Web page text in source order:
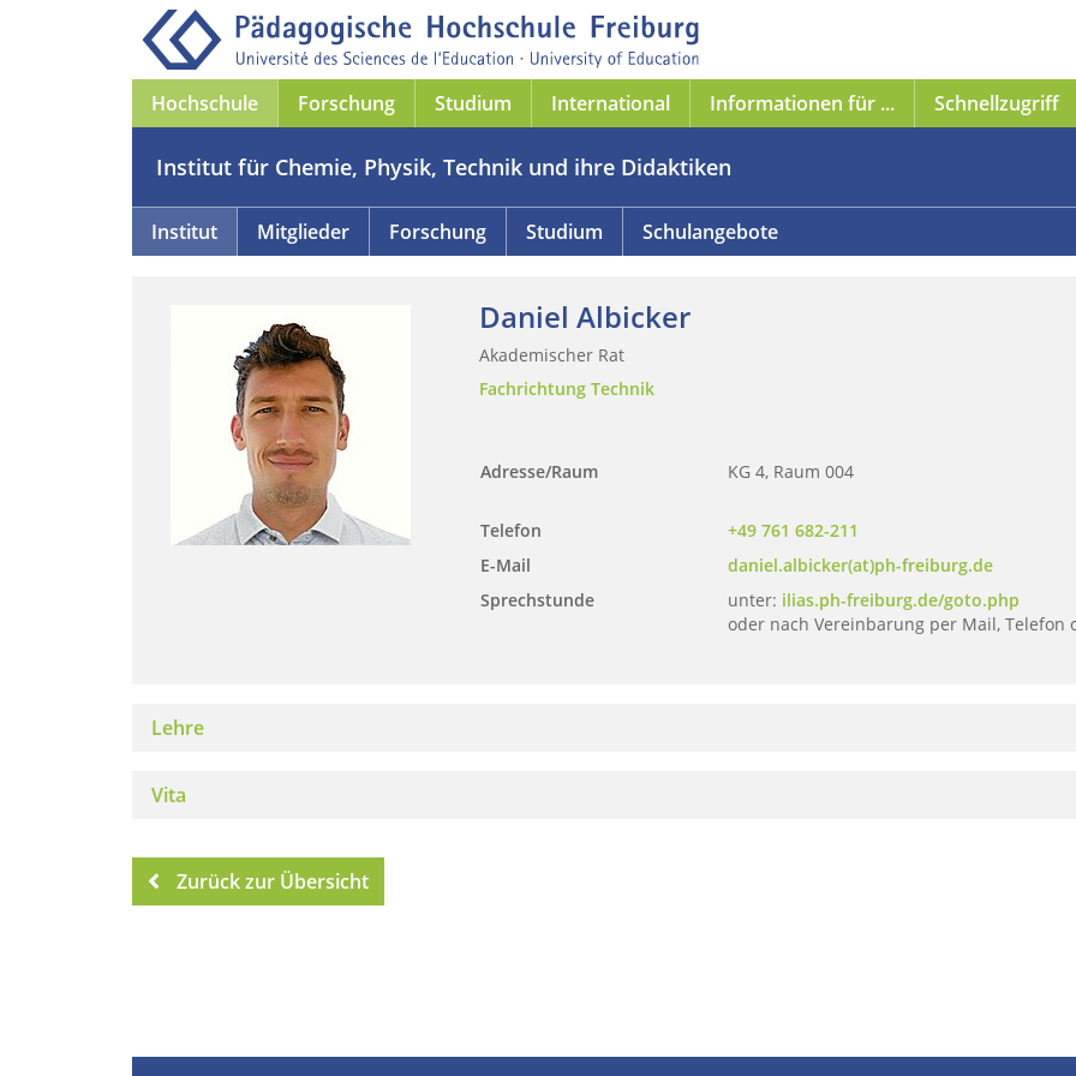
Hochschule Forschung Studium International Informationen für ... Schnellzugriff
Institut für Chemie, Physik, Technik und ihre Didaktiken
Institut Mitglieder Forschung Studium Schulangebote
Daniel Albicker
Akademischer Rat
Fachrichtung Technik
Adresse/Raum KG 4, Raum 004
Telefon
+49 761 682-211
E-Mail
daniel.albicker(at)ph-freiburg.de
Sprechstunde
unter: ilias.ph-freiburg.de/goto.php
oder nach Vereinbarung per Mail, Telefon
Lehre
Vita
Zurück zur Übersicht